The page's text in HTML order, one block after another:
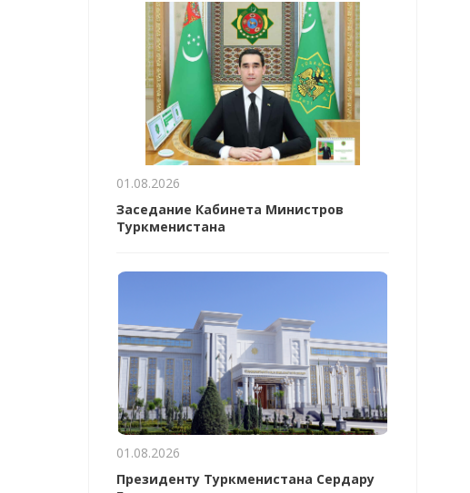
01.08.2026
Заседание Кабинета Министров
Туркменистана
01.08.2026
Президенту Туркменистана Сердару